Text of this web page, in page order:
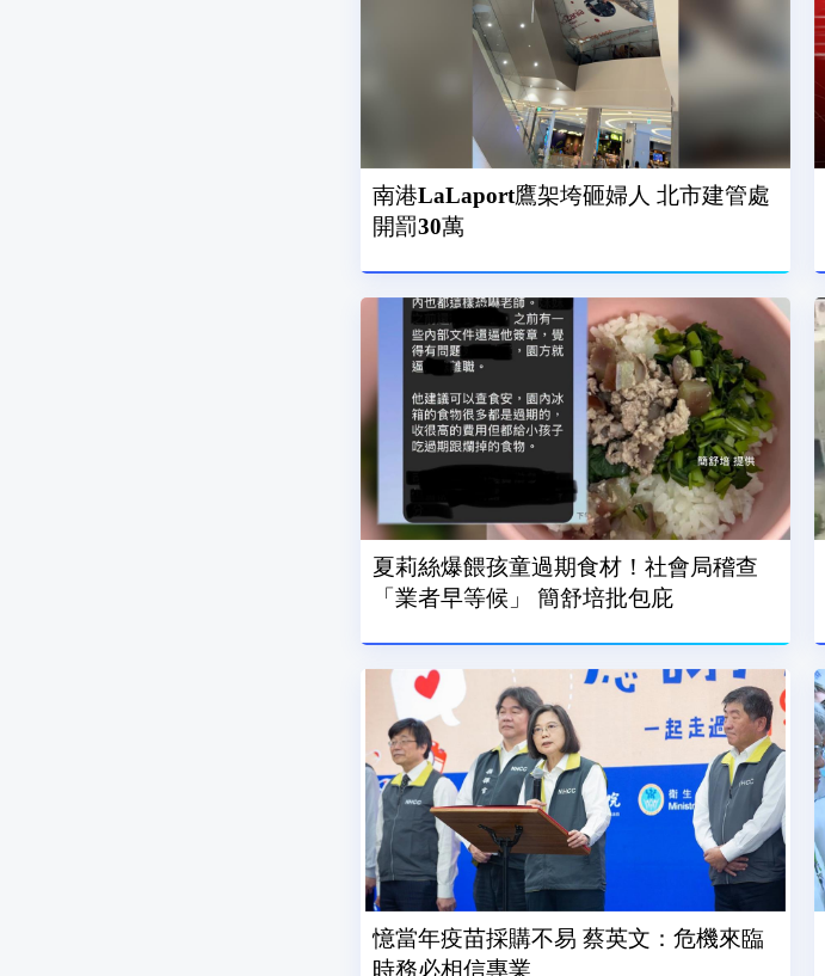
南港LaLaport鷹架垮砸婦人 北市建管處
開罰30萬
夏莉絲爆餵孩童過期食材！社會局稽查
「業者早等候」 簡舒培批包庇
憶當年疫苗採購不易 蔡英文：危機來臨
時務必相信專業